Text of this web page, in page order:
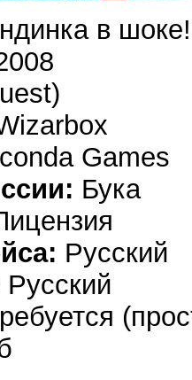
в
Games
Бука
Русский
Русский